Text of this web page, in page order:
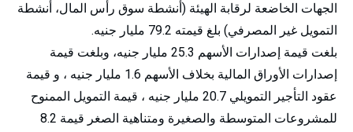
الجهات الخاضعة لرقابة الهيئة (أنشطة سوق رأس المال، أنشطة
التمويل غير المصرفي) بلغ قيمته 79.2 مليار جنيه.
بلغت قيمة إصدارات الأسهم 25.3 مليار جنيه، وبلغت قيمة
إصدارات الأوراق المالية بخلاف الأسهم 1.6 مليار جنيه ، و قيمة
عقود التأجير التمويلي 20.7 مليار جنيه ، قيمة التمويل الممنوح
للمشروعات المتوسطة والصغيرة ومتناهية الصغر قيمة 8.2